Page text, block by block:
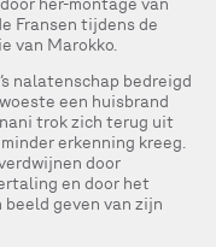
her-montage van
Fransen tijdens de
van Marokko.
nalatenschap bedreigd
een huisbrand
trok zich terug uit
erkenning kreeg.
door
en door het
geven van zijn